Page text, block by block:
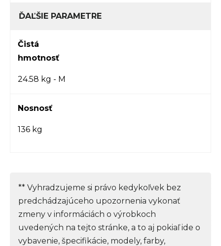
ĎAĽŠIE PARAMETRE
Čistá
hmotnosť
24.58 kg - M
Nosnosť
136 kg
** Vyhradzujeme si právo kedykoľvek bez
predchádzajúceho upozornenia vykonať
zmeny v informáciách o výrobkoch
uvedených na tejto stránke, a to aj pokiaľ ide o
vybavenie, špecifikácie, modely, farby,